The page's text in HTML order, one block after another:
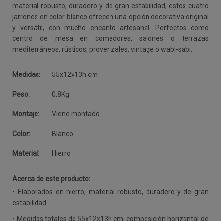
material robusto, duradero y de gran estabilidad, estos cuatro
jarrones en color blanco ofrecen una opción decorativa original
y versátil, con mucho encanto artesanal. Perfectos como
centro de mesa en comedores, salones o terrazas
mediterráneos, rústicos, provenzales, vintage o wabi-sabi.
Medidas: 55x12x13h cm
Peso: 0.8Kg.
Montaje: Viene montado
Color: Blanco
Material: Hierro
Acerca de este producto:
• Elaborados en hierro, material robusto, duradero y de gran
estabilidad
• Medidas totales de 55x12x13h cm, composición horizontal de